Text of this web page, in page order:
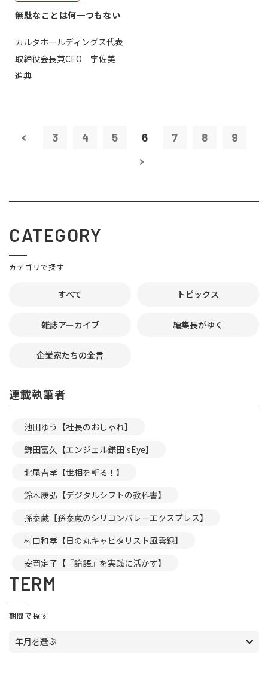
無駄なことは何一つもない
カルタホールディングス代表
取締役会長兼CEO 宇佐美
進典
3 4 5 6 7 8 9
CATEGORY
カテゴリで探す
すべて トピックス
雑誌アーカイブ 編集長がゆく
企業家たちの金言
連載執筆者
池田ゆう【社長のおしゃれ】
鎌田富久【エンジェル鎌田’sEye】
北尾吉孝【世相を斬る！】
鈴木康弘【デジタルシフトの教科書】
孫泰蔵【孫泰蔵のシリコンバレーエクスプレス】
村口和孝【日の丸キャピタリスト風雲録】
安岡定子【『論語』を実践に活かす】
TERM
期間で探す
年月を選ぶ